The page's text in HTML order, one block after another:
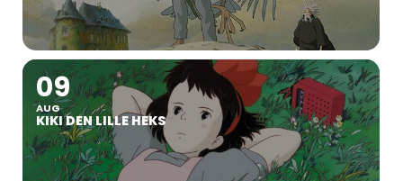
09
AUG
KIKI DEN LILLE HEKS